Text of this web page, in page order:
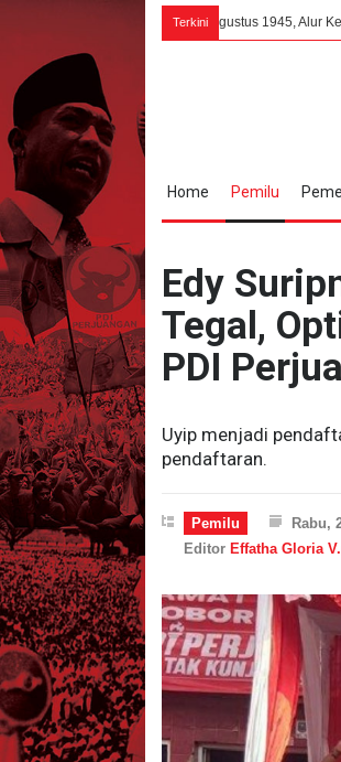
Terkini
6 Agustus 1945, Alur Kemerdekaan
Home Pemilu
Edy
Tegal,
PDI
Uyip menjadi
pendaftaran.
Pemilu Rabu,
Editor Effatha Gloria